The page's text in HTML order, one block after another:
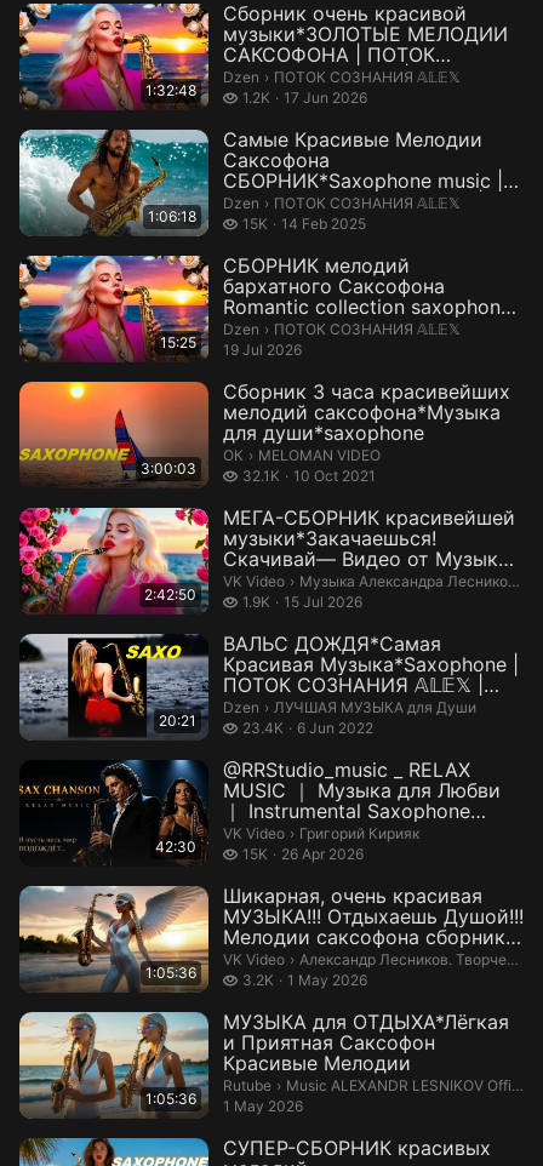
1:32:48
Сборник очень красивой
музыки*ЗОЛОТЫЕ МЕЛОДИИ
САКСОФОНА | ПОТОК
СОЗНАНИЯ 𝔸𝕃𝔼𝕏 | Д...
Dzen › ПОТОК СОЗНАНИЯ 𝔸𝕃𝔼𝕏.
ПОТОК СОЗНАНИЯ 𝔸𝕃𝔼𝕏
1.2K
1.2 thousand views
17 Jun 2026
1:06:18
Самые Красивые Мелодии
Саксофона
СБОРНИК*Saxophone music |
ПОТОК СОЗНАНИЯ 𝔸𝕃𝔼𝕏 | ...
Dzen › ПОТОК СОЗНАНИЯ 𝔸𝕃𝔼𝕏.
ПОТОК СОЗНАНИЯ 𝔸𝕃𝔼𝕏
15K
15 thousand views
14 Feb 2025
15:25
СБОРНИК мелодий
бархатного Саксофона
Romantic collection saxophone |
ПОТОК СОЗНАНИЯ ...
Dzen › ПОТОК СОЗНАНИЯ 𝔸𝕃𝔼𝕏.
ПОТОК СОЗНАНИЯ 𝔸𝕃𝔼𝕏
19 Jul 2026
3:00:03
Сборник 3 часа красивейших
мелодий саксофона*Музыка
для души*saxophone
ОК › MELOMAN VIDEO.
MELOMAN VIDEO
32.1K
32.1 thousand views
10 Oct 2021
2:42:50
МЕГА-СБОРНИК красивейшей
музыки*Закачаешься!
Скачивай— Видео от Музыка
Александра Лес...
VK Video › Музыка Александра Лесникова.
Музыка Александра Лесникова
1.9K
1.9 thousand views
15 Jul 2026
20:21
ВАЛЬС ДОЖДЯ*Самая
Красивая Музыка*Saxophone |
ПОТОК СОЗНАНИЯ 𝔸𝕃𝔼𝕏 |
Дзен
Dzen › ЛУЧШАЯ МУЗЫКА для Души.
ЛУЧШАЯ МУЗЫКА для Души
23.4K
23.4 thousand views
6 Jun 2022
42:30
@RRStudio_music _ RELAX
MUSIC ｜ Музыка для Любви
｜ Instrumental Saxophone
Lounge Mix ...
VK Video › Григорий Кирияк.
Григорий Кирияк
15K
15 thousand views
26 Apr 2026
1:05:36
Шикарная, очень красивая
МУЗЫКА!!! Отдыхаешь Душой!!!
Мелодии саксофона сборник
— Вид...
VK Video › Александр Лесников.
Александр Лесников. Творчество.
3.2K
3.2 thousand views
1 May 2026
1:05:36
МУЗЫКА для ОТДЫХА*Лёгкая
и Приятная Саксофон
Красивые Мелодии
Rutube › Music ALEXANDR LESNIKOV
Music ALEXANDR LESNIKOV Official Музыка
1 May 2026
СУПЕР-СБОРНИК красивых